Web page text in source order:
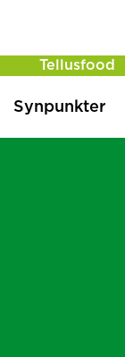
Tellusfood
Synpunkter